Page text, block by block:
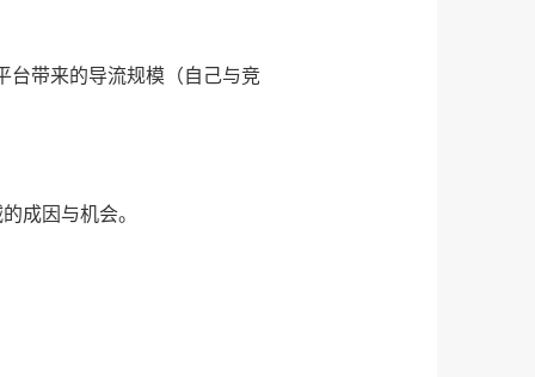
台带来的导流规模（自己与竞
成因与机会。